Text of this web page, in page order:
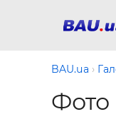
BAU.ua
Фото